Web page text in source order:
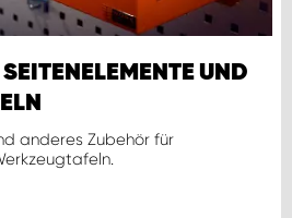
UND
anderes Zubehör für